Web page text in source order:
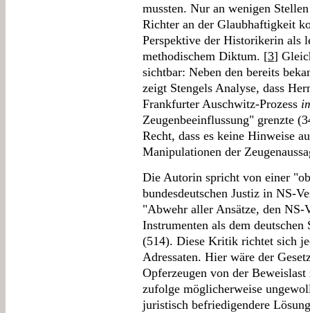
mussten. Nur an wenigen
Richter an der Glaubhaftigkeit
Perspektive der Historikerin als
methodischem Diktum. [3]
sichtbar: Neben den bereits
zeigt Stengels Analyse, dass
Frankfurter Auschwitz-Prozess
Zeugenbeeinflussung" grenzte
Recht, dass es keine Hinweise
Manipulationen der
Die Autorin spricht von einer
bundesdeutschen Justiz in NS-
"Abwehr aller Ansätze, den NS-
Instrumenten als dem
(514). Diese Kritik richtet sich
Adressaten. Hier wäre der
Opferzeugen von der
zufolge möglicherweise
juristisch befriedigendere